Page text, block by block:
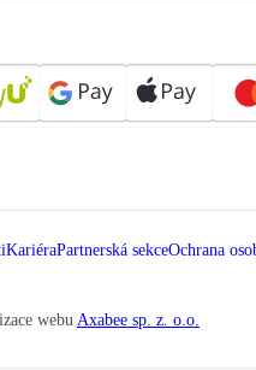
KariéraPartnerská sekceOchrana
webu Axabee sp. z. o.o.